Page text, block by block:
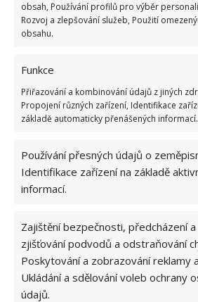
obsah, Používání profilů pro výběr
Rozvoj a zlepšování služeb, Použití
obsahu.
Funkce
Přiřazování a kombinování údajů z jiných
Propojení různých zařízení, Identifikace
základě automaticky přenášených informací.
Používání přesných údajů o
Identifikace zařízení na základě
informací.
Zajištění bezpečnosti, předcházení a
zjišťování podvodů a odstraňování
Poskytování a zobrazování reklamy
Ukládání a sdělování voleb ochrany
údajů.
ODKAPÁVAČ
POSTEL ÚKLID VYPÍNAČE
SOUVISEJÍCÍ ČLÁNKY
Chyby při uklízení
vyvarujte se jim